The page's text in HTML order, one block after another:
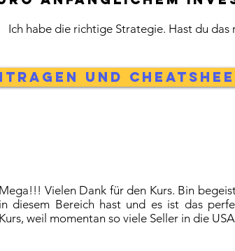
Ich habe die richtige Strategie. Hast du
und
Vielen Dank für den Kurs. Bin
diesem Bereich hast und es ist das
weil momentan so viele Seller in die